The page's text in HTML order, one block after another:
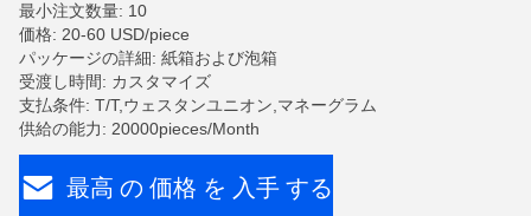
最小注文数量: 10
価格: 20-60 USD/piece
パッケージの詳細: 紙箱および泡箱
受渡し時間: カスタマイズ
支払条件: T/T,ウェスタンユニオン,マネーグラム
供給の能力: 20000pieces/Month
最高 の 価格 を 入手 する